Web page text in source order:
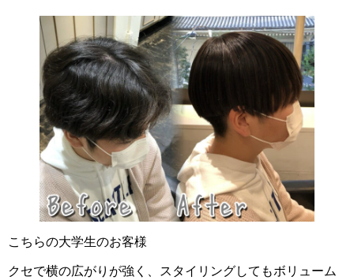
こちらの大学生のお客様
クセで横の広がりが強く、スタイリングしてもボリューム